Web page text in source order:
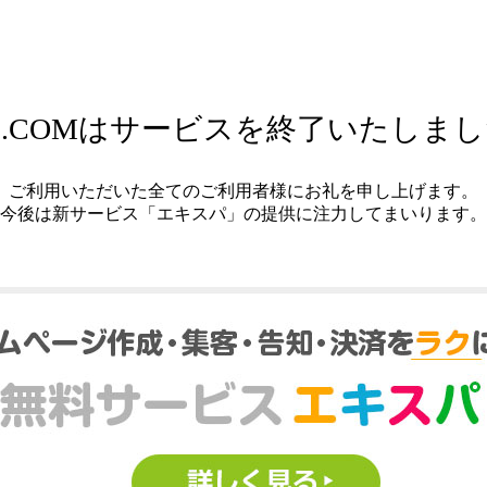
はサービスを終了いたしま
ご利用いただいた全てのご利用者様にお礼を申し上げます。
今後は新サービス「エキスパ」の提供に注力してまいります。